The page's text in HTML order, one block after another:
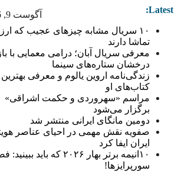
آگوست 9, 2026 Latest:
۱۰ سریال مشابه چیزهای عجیب که
تماشا دارند
معرفی سریال آبان؛ درامی معمایی با
درخشان ستاره‌های سینما
زندگی‌نامه اروین یالوم و معرفی بهترین
کتاب‌های او
مراسم «سهروردی و حکمت اشراقی»
برگزار می‌شود
دومین مانگای ایرانی منتشر شد
صفویه نقش مهمی در احیای عناصر
ایران ایفا کرد
۱۰انیمه برتر بهار ۲۰۲۶ که باید
سورپرایزها!